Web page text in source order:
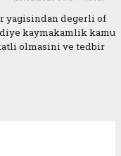
yagisindan degerli of
kaymakamlik kamu
olmasini ve tedbir